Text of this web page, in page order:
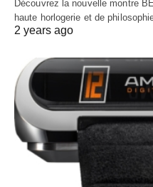
Découvrez la nouvelle montre
haute horlogerie et de
2 years ago